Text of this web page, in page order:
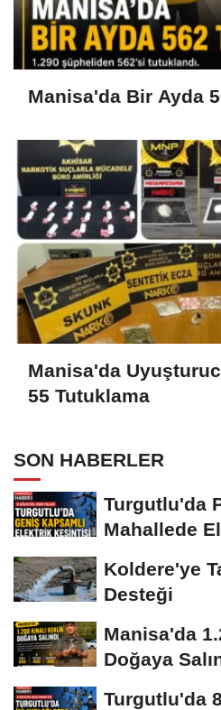
Manisa'da Bir Ayda
Manisa'da
55 Tutuklama
SON HABERLER
Turgutlu'da
Mahallede
Koldere'ye
Desteği
Manisa'da
Doğaya
Turgutlu'da